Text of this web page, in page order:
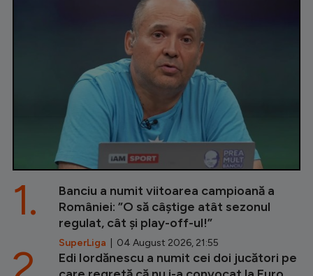
Banciu a numit viitoarea campioană a
României: ”O să câștige atât sezonul
regulat, cât și play-off-ul!”
SuperLiga | 04 August 2026, 21:55
1.
Edi Iordănescu a numit cei doi jucători pe